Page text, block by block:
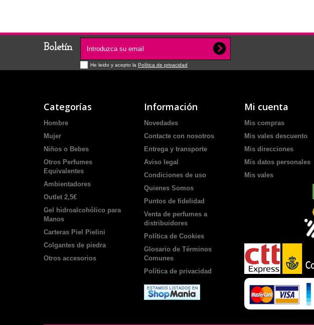
Boletín
He leido y acepto la Política de privacidad
Categorías
Hombre
Mujer
Niños o Bebes
Otros Perfumes
Equivalentes
Ambientadores
Outlet 2,5€
Gel hidroalcohólico para
Manos
Carteras Piel Pielini
Colgantes de piedra
Otros accesorios
Información
Novedades
Contacte con nosotros
Entrega y transporte
Aviso legal
Condiciones de uso
Quienes Somos
Puntos de fidelidad
Venta de perfumes a
distribuidores
Política de Cookies
Glosario de Términos
Comunes
Política de privacidad
Mi cuenta
Mis compras
Mis vales descuento
Mis direcciones
Mis datos personales
Mis vales